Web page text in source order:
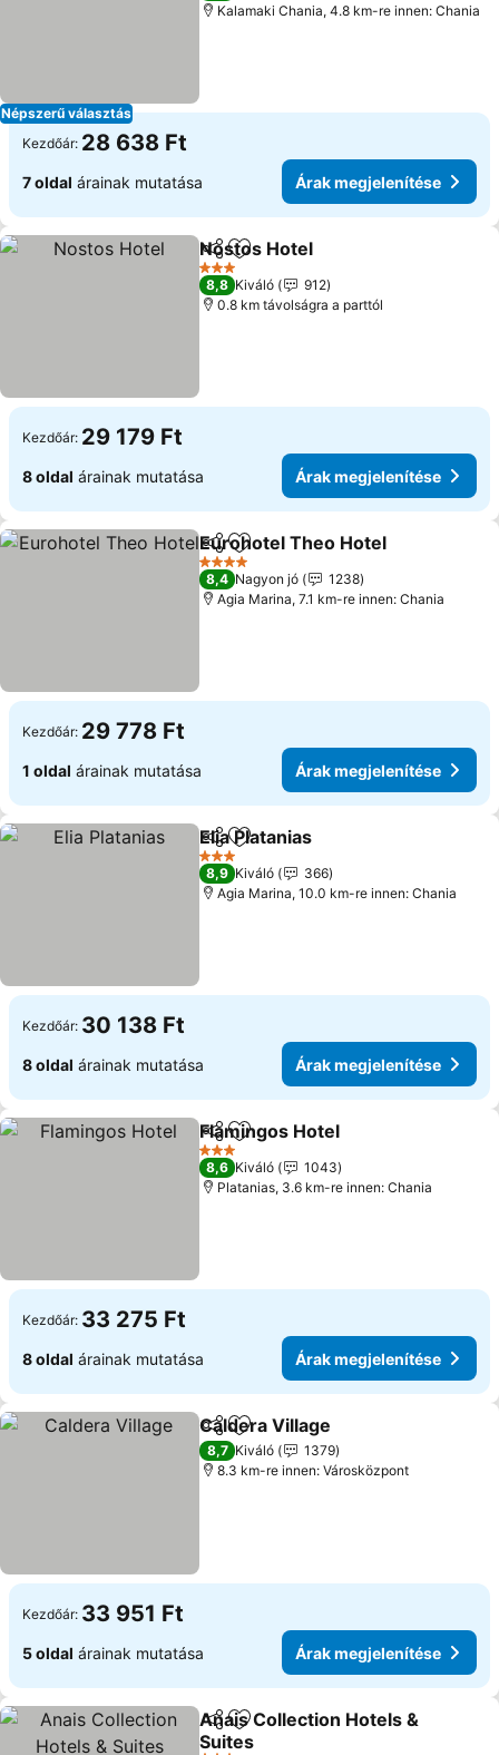
Népszerű választás
Kalamaki Chania, 4.8 km-re innen: Chania
Kezdőár: 28 638 Ft
7 oldal árainak mutatása Árak megjelenítése
Megosztás
Hozzáadás a kedvencekhez
Nostos Hotel
3 Kategória
8,8 Kiváló
912
0.8 km távolságra a parttól
Kezdőár: 29 179 Ft
8 oldal árainak mutatása Árak megjelenítése
Megosztás
Hozzáadás a kedvencekhez
Eurohotel Theo Hotel
4 Kategória
8,4 Nagyon jó
1238
Agia Marina, 7.1 km-re innen: Chania
Kezdőár: 29 778 Ft
1 oldal árainak mutatása Árak megjelenítése
Megosztás
Hozzáadás a kedvencekhez
Elia Platanias
3 Kategória
8,9 Kiváló
366
Agia Marina, 10.0 km-re innen: Chania
Kezdőár: 30 138 Ft
8 oldal árainak mutatása Árak megjelenítése
Megosztás
Hozzáadás a kedvencekhez
Flamingos Hotel
3 Kategória
8,6 Kiváló
1043
Platanias, 3.6 km-re innen: Chania
Kezdőár: 33 275 Ft
8 oldal árainak mutatása Árak megjelenítése
Megosztás
Hozzáadás a kedvencekhez
Caldera Village
8,7 Kiváló
1379
8.3 km-re innen: Városközpont
Kezdőár: 33 951 Ft
5 oldal árainak mutatása Árak megjelenítése
Megosztás
Hozzáadás a kedvencekhez
Anais Collection Hotels &
Suites